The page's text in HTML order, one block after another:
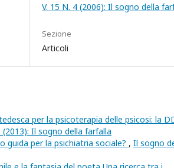
V. 15 N. 4 (2006): Il sogno della
Sezione
Articoli
per la psicoterapia delle psicosi: la
Il sogno della farfalla
guida per la psichiatria sociale? , Il sogno